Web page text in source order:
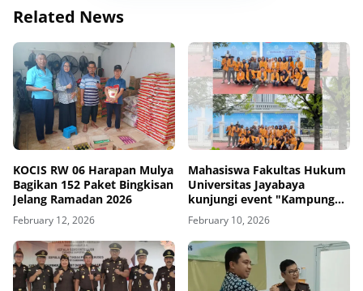
Related News
KOCIS RW 06 Harapan Mulya
Bagikan 152 Paket Bingkisan
Jelang Ramadan 2026
February 12, 2026
Mahasiswa Fakultas Hukum
Universitas Jayabaya
kunjungi event "Kampung
Hukum "
February 10, 2026